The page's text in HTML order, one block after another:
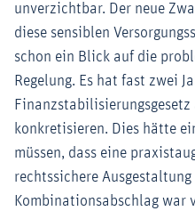
unverzichtbar. Der neue
diese sensiblen
schon ein Blick auf die
Regelung. Es hat fast zwei
Finanzstabilisierungsgesetz
konkretisieren. Dies hätte
müssen, dass eine
rechtssichere
Kombinationsabschlag war